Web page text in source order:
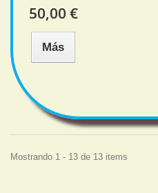
50,00 €
Más
Mostrando 1 - 13 de 13 items